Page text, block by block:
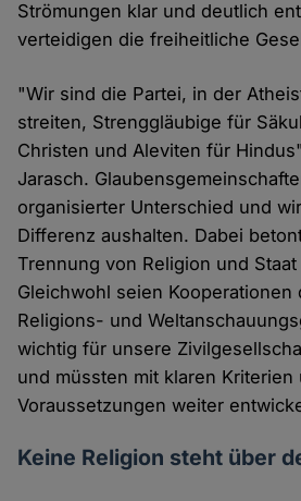
Strömungen klar und deutlich
verteidigen die freiheitliche
"Wir sind die Partei, in der
streiten, Strenggläubige für
Christen und Aleviten für
Jarasch.
organisierter Unterschied und
Differenz aushalten. Dabei
Trennung von Religion und
Gleichwohl seien Kooperationen
Religions- und
wichtig für unsere
und müssten mit klaren Kriterien
Voraussetzungen weiter
Keine Religion steht über